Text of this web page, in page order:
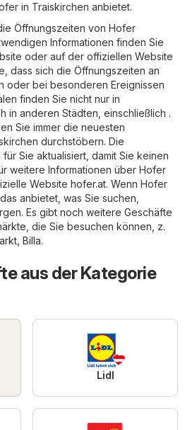
in Traiskirchen anbietet.
Öffnungszeiten von Hofer
Informationen finden Sie
oder auf der offiziellen Website
dass sich die Öffnungszeiten an
oder bei besonderen Ereignissen
finden Sie nicht nur in
in anderen Städten, einschließlich .
Sie immer die neuesten
durchstöbern. Die
Sie aktualisiert, damit Sie keinen
weitere Informationen über Hofer
Website hofer.at. Wenn Hofer
anbietet, was Sie suchen,
Es gibt noch weitere Geschäfte
, die Sie besuchen können, z.
, Billa.
aus der Kategorie
Lidl